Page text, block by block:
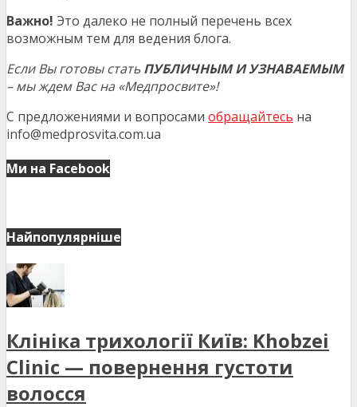
Важно! Это далеко не полный перечень всех
возможным тем для ведения блога.
Если Вы готовы статьПУБЛИЧНЫМ И УЗНАВАЕМЫМ
– мы ждем Вас на «Медпросвите»!
С предложениями и вопросами обращайтесь на
info@medprosvita.com.ua
Ми на Facebook
Найпопулярніше
Клініка трихології Київ: Khobzei
Clinic — повернення густоти
волосся